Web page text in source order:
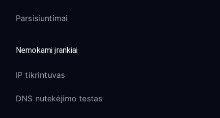
Parsisiuntimai
Nemokami įrankiai
IP tikrintuvas
DNS nutekėjimo testas